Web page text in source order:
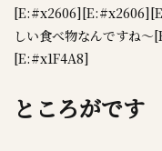
しい食べ物なんですね
[E:#x1F4A8]
ところがです